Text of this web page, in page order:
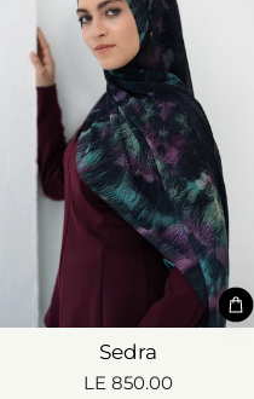
Sedra
LE 850.00